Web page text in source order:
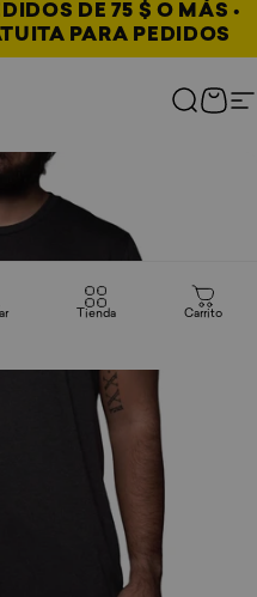
DE 75 $ O MÁS •
PARA PEDIDOS
Buscar
Tienda Carrito